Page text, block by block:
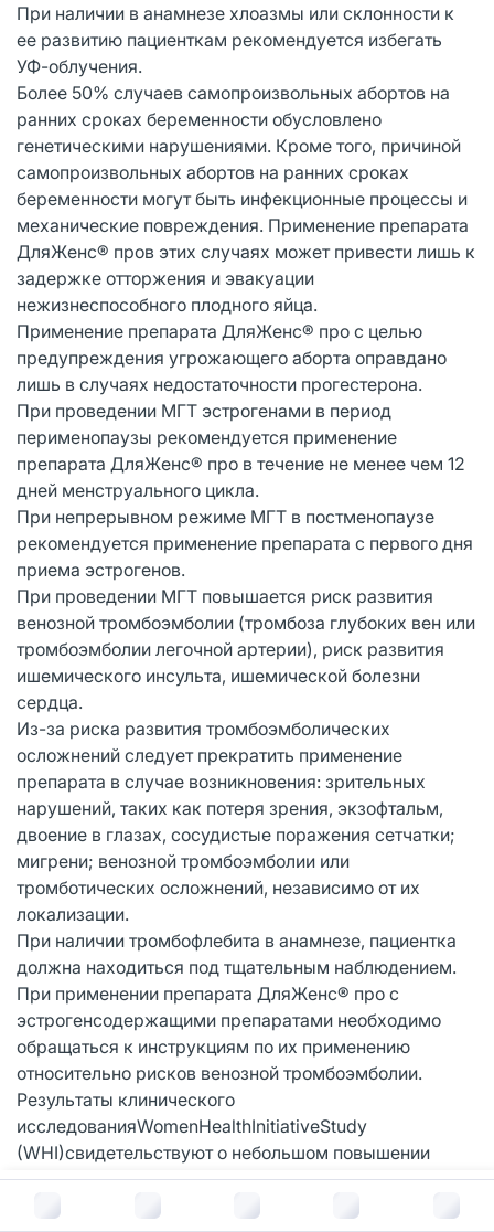
В корзину за
При наличии в анамнезе хлоазмы или склонности к
ее развитию пациенткам рекомендуется избегать
УФ-облучения.
Более 50% случаев самопроизвольных абортов на
ранних сроках беременности обусловлено
генетическими нарушениями. Кроме того, причиной
самопроизвольных абортов на ранних сроках
беременности могут быть инфекционные процессы и
механические повреждения. Применение препарата
ДляЖенс® пров этих случаях может привести лишь к
задержке отторжения и эвакуации
нежизнеспособного плодного яйца.
Применение препарата ДляЖенс® про с целью
предупреждения угрожающего аборта оправдано
лишь в случаях недостаточности прогестерона.
При проведении МГТ эстрогенами в период
перименопаузы рекомендуется применение
препарата ДляЖенс® про в течение не менее чем 12
дней менструального цикла.
При непрерывном режиме МГТ в постменопаузе
рекомендуется применение препарата с первого дня
приема эстрогенов.
При проведении МГТ повышается риск развития
венозной тромбоэмболии (тромбоза глубоких вен или
тромбоэмболии легочной артерии), риск развития
ишемического инсульта, ишемической болезни
сердца.
Из-за риска развития тромбоэмболических
осложнений следует прекратить применение
препарата в случае возникновения: зрительных
нарушений, таких как потеря зрения, экзофтальм,
двоение в глазах, сосудистые поражения сетчатки;
мигрени; венозной тромбоэмболии или
тромботических осложнений, независимо от их
локализации.
При наличии тромбофлебита в анамнезе, пациентка
должна находиться под тщательным наблюдением.
При применении препарата ДляЖенс® про с
эстрогенсодержащими препаратами необходимо
обращаться к инструкциям по их применению
относительно рисков венозной тромбоэмболии.
Результаты клинического
исследованияWomenHealthInitiativeStudy
(WHI)свидетельствуют о небольшом повышении
риска рака молочной железы при длительном, более